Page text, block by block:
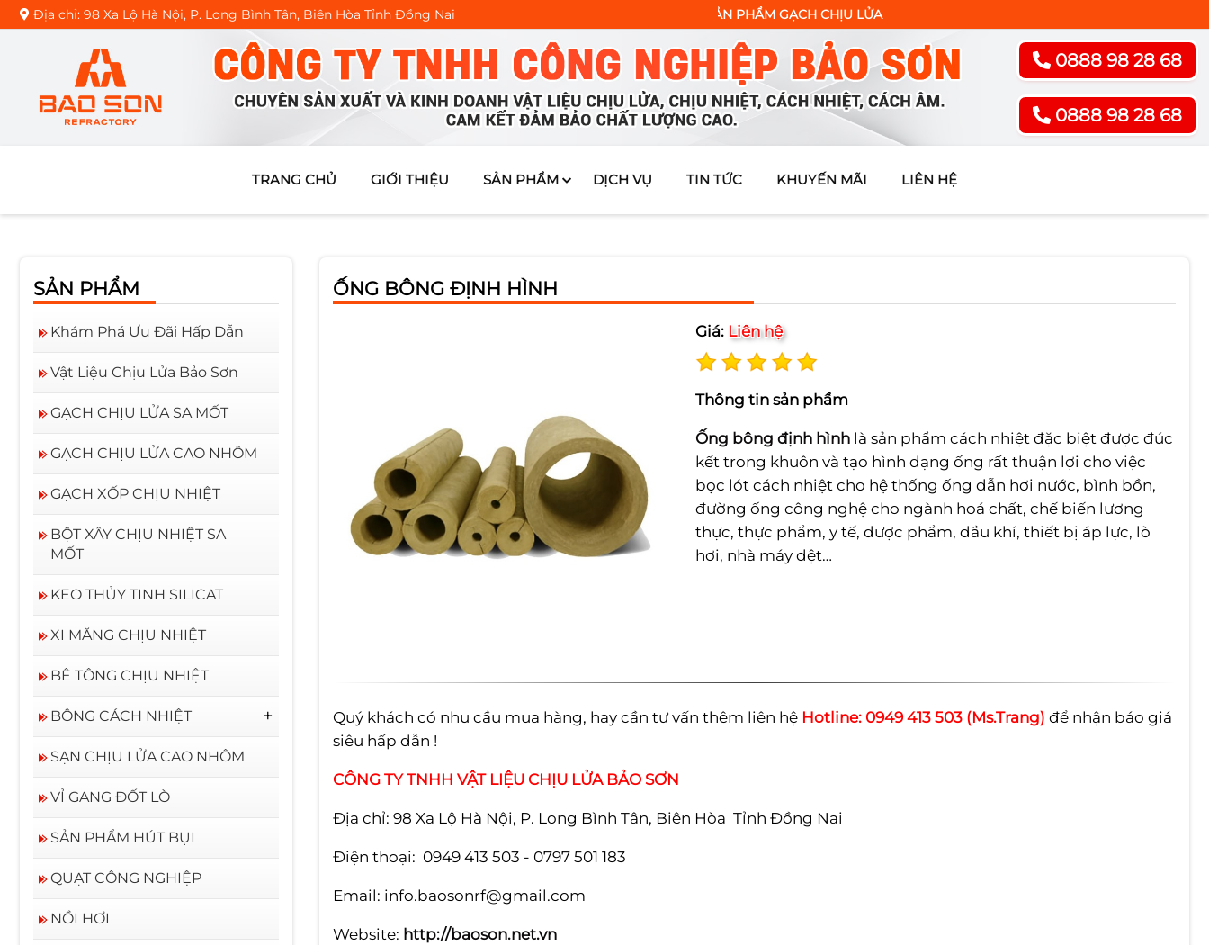
Địa chỉ: 98 Xa Lộ Hà Nội, P. Long Bình Tân, Biên Hòa Tỉnh Đồng Nai
CHUYÊN THIẾT KẾ, THI CÔNG CÁC CÔNG TRÌNH & NHÀ CUNG CẤP SẢN PHẨM GẠCH CHỊU LỬA
0888 98 28 68
0888 98 28 68
TRANG CHỦ GIỚI THIỆU SẢN PHẨM DỊCH VỤ TIN TỨC KHUYẾN MÃI LIÊN HỆ
ỐNG BÔNG ĐỊNH HÌNH
Giá: Liên hệ
Thông tin sản phẩm
Ống bông định hìnhlà sản phẩm cách nhiệt đặc biệt được đúc
kết trong khuôn và tạo hình dạng ống rất thuận lợi cho việc
bọc lót cách nhiệt cho hệ thống ống dẫn hơi nước, bình bồn,
đường ống công nghệ cho ngành hoá chất, chế biến lương
thực, thực phẩm, y tế, dược phẩm, dầu khí, thiết bị áp lực, lò
hơi, nhà máy dệt…
Quý khách có nhu cầu mua hàng, hay cần tư vấn thêm liên hệ Hotline: 0949 413 503 (Ms.Trang) để nhận báo giá
siêu hấp dẫn !
CÔNG TY TNHH VẬT LIỆU CHỊU LỬA BẢO SƠN
Địa chỉ: 98 Xa Lộ Hà Nội, P. Long Bình Tân, Biên Hòa Tỉnh Đồng Nai
Điện thoại: 0949 413 503 - 0797 501 183
Email: info.baosonrf@gmail.com
Website: http://baoson.net.vn
SẢN PHẨM
Khám Phá Ưu Đãi Hấp Dẫn
Vật Liệu Chịu Lửa Bảo Sơn
GẠCH CHỊU LỬA SA MỐT
GẠCH CHỊU LỬA CAO NHÔM
GẠCH XỐP CHỊU NHIỆT
BỘT XÂY CHỊU NHIỆT SA
MỐT
KEO THỦY TINH SILICAT
XI MĂNG CHỊU NHIỆT
BÊ TÔNG CHỊU NHIỆT
BÔNG CÁCH NHIỆT
BÔNG CERAMIC RỜI
SẠN CHỊU LỬA CAO NHÔM
VỈ GANG ĐỐT LÒ
SẢN PHẨM HÚT BỤI
QUẠT CÔNG NGHIỆP
NỒI HƠI